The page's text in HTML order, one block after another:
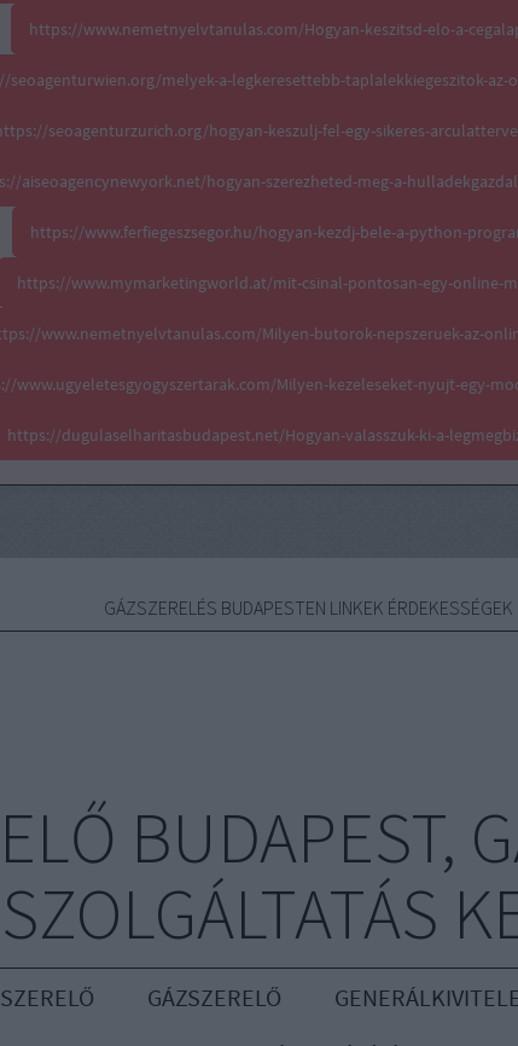
https://www.nemetnyelvtanulas.com/Hogyan-keszitsd-elo-a-
seoagenturwien.org/melyek-a-legkeresettebb-taplalekkiegeszitok-az-
seoagenturzurich.org/hogyan-keszulj-fel-egy-sikeres-
aiseoagencynewyork.net/hogyan-szerezheted-meg-a-
https://www.ferfiegeszsegor.hu/hogyan-kezdj-bele-a-python-
https://www.mymarketingworld.at/mit-csinal-pontosan-egy-online-
www.nemetnyelvtanulas.com/Milyen-butorok-nepszeruek-az-
www.ugyeletesgyogyszertarak.com/Milyen-kezeleseket-nyujt-egy-
https://dugulaselharitasbudapest.net/Hogyan-valasszuk-ki-a-
GÁZSZERELÉS BUDAPESTEN LINKEK ÉRDEKESSÉGEK
BUDAPEST,
SZOLGÁLTATÁS
GÁZSZERELŐ